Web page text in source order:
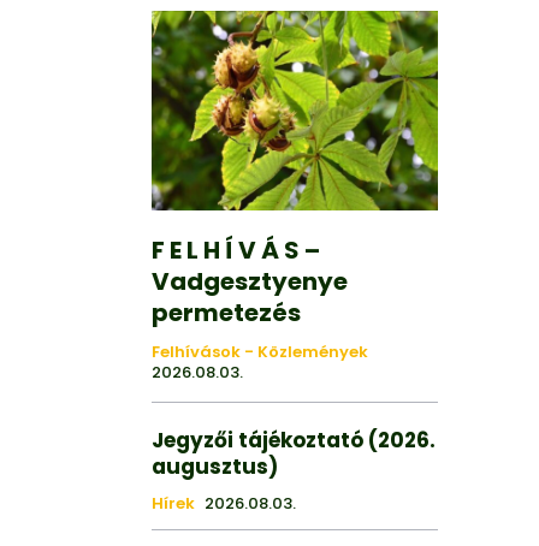
F E L H Í V Á S –
Vadgesztyenye
permetezés
Felhívások - Közlemények
2026.08.03.
Jegyzői tájékoztató (2026.
augusztus)
Hírek 2026.08.03.